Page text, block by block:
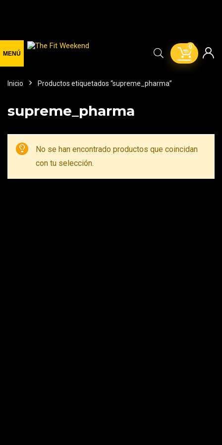
0
Inicio Productos etiquetados “supreme_pharma”
supreme_pharma
No se han encontrado productos que coincidan
con tu selección.